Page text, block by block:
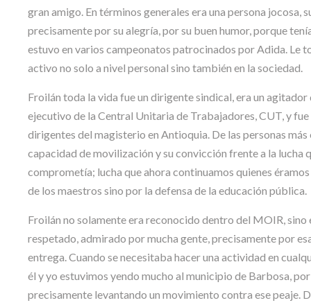
gran amigo. En términos generales era una persona
precisamente por su alegría, por su buen humor, porque
estuvo en varios campeonatos patrocinados por Adida. Le
activo no solo a nivel personal sino también en la sociedad.
Froilán toda la vida fue un dirigente sindical, era un
ejecutivo de la Central Unitaria de Trabajadores, CUT, y
dirigentes del magisterio en Antioquia. De las personas
capacidad de movilización y su convicción frente a la lucha
comprometía; lucha que ahora continuamos quienes
de los maestros sino por la defensa de la educación pública.
Froilán no solamente era reconocido dentro del MOIR, sino
respetado, admirado por mucha gente, precisamente por
entrega. Cuando se necesitaba hacer una actividad en
él y yo estuvimos yendo mucho al municipio de Barbosa,
precisamente levantando un movimiento contra ese peaje.